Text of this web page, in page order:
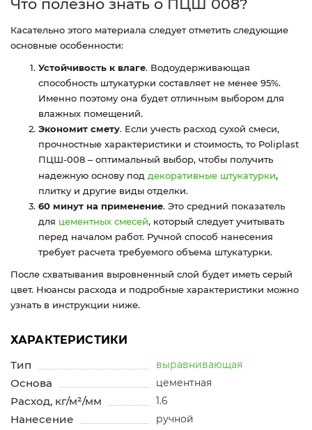
Что полезно знать о ПЦШ 008?
Касательно этого материала следует отметить следующие
основные особенности:
Устойчивость к влаге. Водоудерживающая
способность штукатурки составляет не менее 95%.
Именно поэтому она будет отличным выбором для
влажных помещений.
Экономит смету. Если учесть расход сухой смеси,
прочностные характеристики и стоимость, то Poliplast
ПЦШ-008 –оптимальный выбор, чтобы получить
надежную основу под декоративные штукатурки,
плитку и другие виды отделки.
60 минут на применение. Это средний показатель
для цементных смесей, который следует учитывать
перед началом работ. Ручной способ нанесения
требует расчета требуемого объема штукатурки.
После схватывания выровненный слой будет иметь серый
цвет. Нюансы расхода и подробные характеристики можно
узнать в инструкции ниже.
ХАРАКТЕРИСТИКИ
Тип
выравнивающая
Основа цементная
Расход, кг/м²/мм 1.6
Нанесение ручной